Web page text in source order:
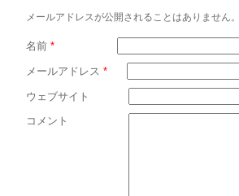
メールアドレスが公開されることはありません。
名前 *
メールアドレス *
ウェブサイト
コメント